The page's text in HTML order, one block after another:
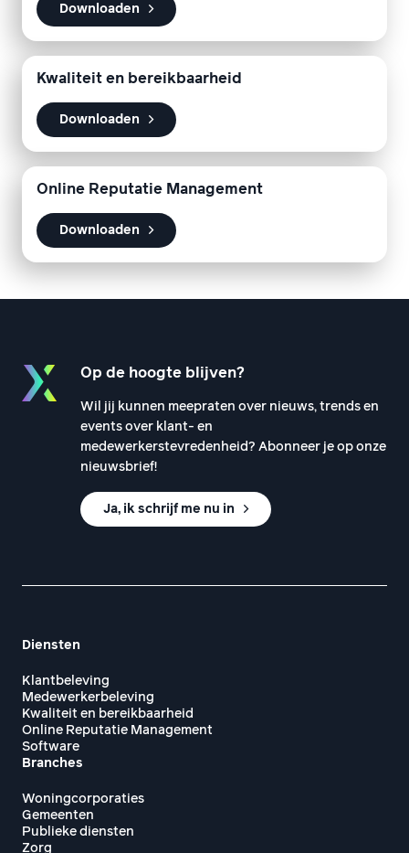
Downloaden
Kwaliteit en bereikbaarheid
Downloaden
Online Reputatie Management
Downloaden
Op de hoogte blijven?
Wil jij kunnen meepraten over nieuws, trends en
events over klant- en
medewerkerstevredenheid? Abonneer je op onze
nieuwsbrief!
Ja, ik schrijf me nu in
Diensten
Klantbeleving
Medewerkerbeleving
Kwaliteit en bereikbaarheid
Online Reputatie Management
Software
Branches
Woningcorporaties
Gemeenten
Publieke diensten
Zorg